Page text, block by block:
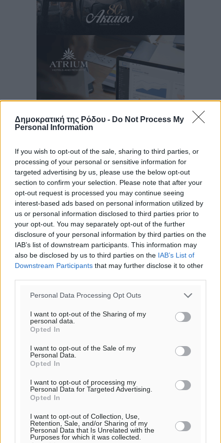
Δημοκρατική της Ρόδου - Do Not Process My
Personal Information
If you wish to opt-out of the sale, sharing to third parties, or
processing of your personal or sensitive information for
targeted advertising by us, please use the below opt-out
section to confirm your selection. Please note that after your
opt-out request is processed you may continue seeing
interest-based ads based on personal information utilized by
us or personal information disclosed to third parties prior to
your opt-out. You may separately opt-out of the further
disclosure of your personal information by third parties on the
IAB’s list of downstream participants. This information may
also be disclosed by us to third parties on the IAB’s List of
Downstream Participants that may further disclose it to other
Personal Data Processing Opt Outs
I want to opt-out of the Sharing of my
personal data.
Opted In
I want to opt-out of the Sale of my
Personal Data.
Opted In
I want to opt-out of processing my
Personal Data for Targeted Advertising.
Opted In
I want to opt-out of Collection, Use,
Retention, Sale, and/or Sharing of my
Personal Data that Is Unrelated with the
Purposes for which it was collected.
Ροή ειδήσεων
Αποκαλυπτήρια για την «Ατζέντα 2030» από το βήμα
της ΔΕΘ
Ειδήσεις πριν 24 λεπτά
Από την παράδοση της Ρόδου στα ερευνητικά
εργαστήρια: Το μελεκούνι αποκτά διεθνές
επιστημονικό ενδιαφέρον
Πολιτιστικά• πριν 37 λεπτά
Επίσκεψη θα πραγματοποιήσει στη Λέρο τον
Σεπτέμβριο η Όλγα Κεφαλογιάννη
Τοπικές Ειδήσεις
Γιώργος Χατζημάρκος: Στηρίζουμε τις εκδηλώσεις
δικαίωμα όλων και δύναμη ζωής
Τοπικές Ειδήσεις
Κάρπαθος: Παλιά πυρομαχικά εντοπίστηκαν στο
Αρδάνι – Απαγορεύτηκε η κολύμβηση στην περιοχή